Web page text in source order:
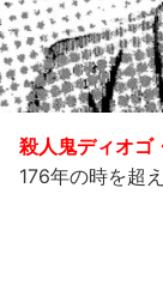
殺人鬼ディオゴ
176年の時を超